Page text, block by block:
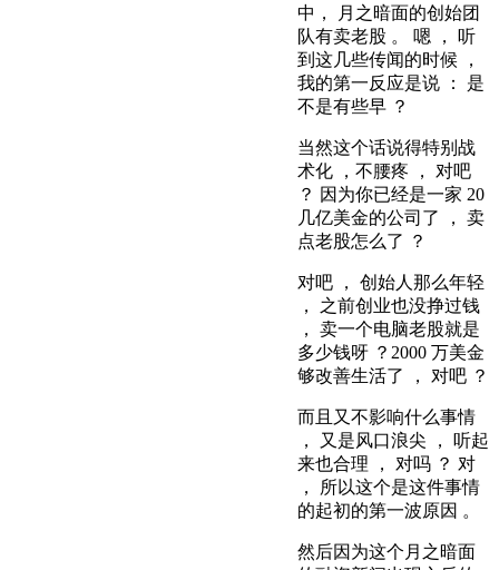
中， 月之暗面的创始团
队有卖老股 。 嗯 ， 听
到这几些传闻的时候 ，
我的第一反应是说 ： 是
不是有些早 ？
当然这个话说得特别战
术化 ，不腰疼 ， 对吧
？ 因为你已经是一家 20
几亿美金的公司了 ， 卖
点老股怎么了 ？
对吧 ， 创始人那么年轻
， 之前创业也没挣过钱
， 卖一个电脑老股就是
多少钱呀 ？2000 万美金
够改善生活了 ， 对吧 ？
而且又不影响什么事情
， 又是风口浪尖 ， 听起
来也合理 ， 对吗 ？ 对
， 所以这个是这件事情
的起初的第一波原因 。
然后因为这个月之暗面